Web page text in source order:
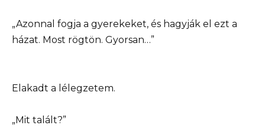
„Azonnal fogja a gyerekeket, és hagyják el ezt a
házat. Most rögtön. Gyorsan…”
Elakadt a lélegzetem.
„Mit talált?”